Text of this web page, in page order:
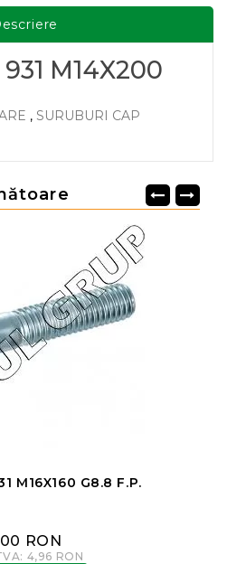
M14X200
, SURUBURI CAP
M16X160 G8.8 F.P.
RON
4,96 RON